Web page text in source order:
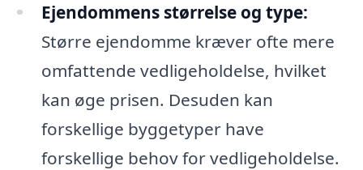
Ejendommens størrelse og type:
Større ejendomme kræver ofte mere
omfattende vedligeholdelse, hvilket
kan øge prisen. Desuden kan
forskellige byggetyper have
forskellige behov for vedligeholdelse.